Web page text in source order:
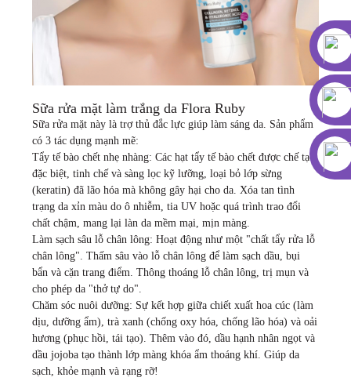
Sữa rửa mặt làm trắng da Flora Ruby
Sữa rửa mặt này là trợ thủ đắc lực giúp làm sáng da. Sản phẩm
có 3 tác dụng mạnh mẽ:
Tẩy tế bào chết nhẹ nhàng: Các hạt tẩy tế bào chết được chế tạo
đặc biệt, tinh chế và sàng lọc kỹ lưỡng, loại bỏ lớp sừng
(keratin) đã lão hóa mà không gây hại cho da. Xóa tan tình
trạng da xỉn màu do ô nhiễm, tia UV hoặc quá trình trao đổi
chất chậm, mang lại làn da mềm mại, mịn màng.
Làm sạch sâu lỗ chân lông: Hoạt động như một "chất tẩy rửa lỗ
chân lông". Thấm sâu vào lỗ chân lông để làm sạch dầu, bụi
bẩn và cặn trang điểm. Thông thoáng lỗ chân lông, trị mụn và
cho phép da "thở tự do".
Chăm sóc nuôi dưỡng: Sự kết hợp giữa chiết xuất hoa cúc (làm
dịu, dưỡng ẩm), trà xanh (chống oxy hóa, chống lão hóa) và oải
hương (phục hồi, tái tạo). Thêm vào đó, dầu hạnh nhân ngọt và
dầu jojoba tạo thành lớp màng khóa ẩm thoáng khí. Giúp da
sạch, khỏe mạnh và rạng rỡ!